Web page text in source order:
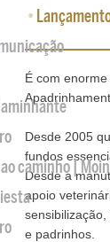
•
É com
Desde 2005
fundos
Desde a
apoio
sensibilização,
e padrinhos.
caminho |